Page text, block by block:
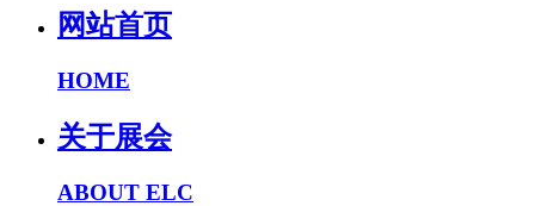
网站首页
HOME
关于展会
ABOUT ELC